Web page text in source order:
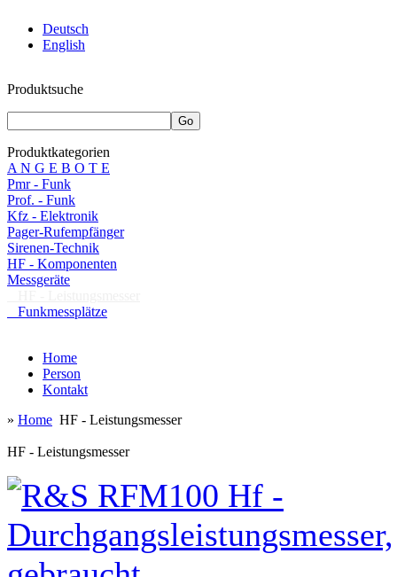
Deutsch
English
Produktsuche
Produktkategorien
A N G E B O T E
Pmr - Funk
Prof. - Funk
Kfz - Elektronik
Pager-Rufempfänger
Sirenen-Technik
HF - Komponenten
Messgeräte
Funkmessplätze
Home
Person
Kontakt
» Home HF - Leistungsmesser
HF - Leistungsmesser